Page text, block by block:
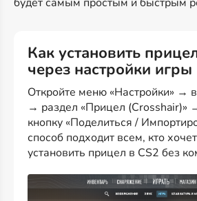
Как установить
через настройки игры
Откройте меню «Настройки» →
→ раздел «Прицел (Crosshair)»
кнопку «Поделиться /
способ подходит всем, кто
установить прицел в CS2 без